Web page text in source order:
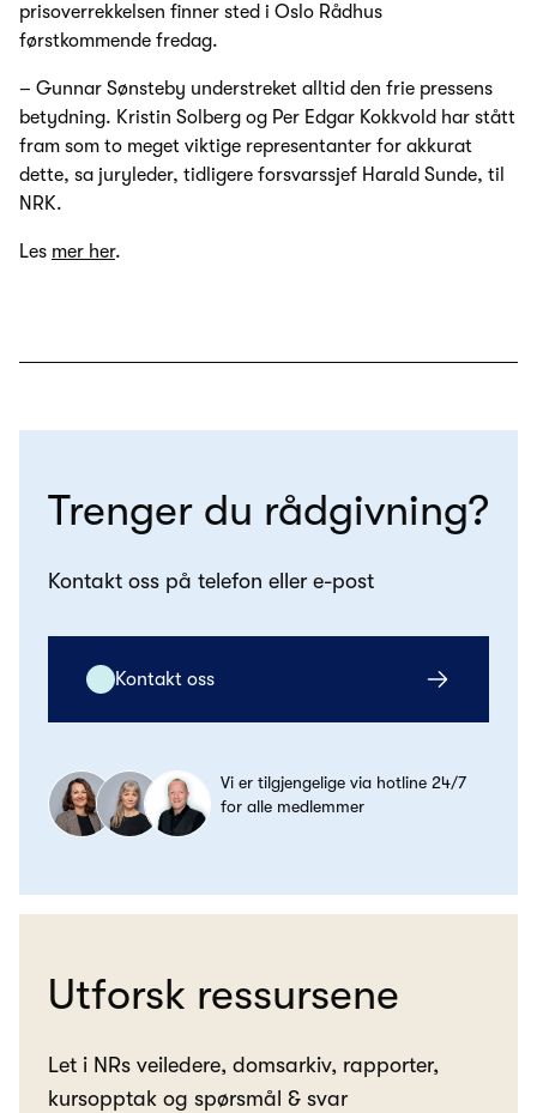
prisoverrekkelsen finner sted i Oslo Rådhus
førstkommende fredag.
– Gunnar Sønsteby understreket alltid den frie pressens
betydning. Kristin Solberg og Per Edgar Kokkvold har stått
fram som to meget viktige representanter for akkurat
dette, sa juryleder, tidligere forsvarssjef Harald Sunde, til
NRK.
Les mer her.
Trenger du rådgivning?
Kontakt oss på telefon eller e-post
Kontakt oss
Vi er tilgjengelige via hotline 24/7
for alle medlemmer
Utforsk ressursene
Let i NRs veiledere, domsarkiv, rapporter,
kursopptak og spørsmål & svar